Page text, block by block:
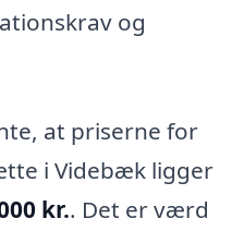
og
at priserne for
i Videbæk ligger
kr.. Det er værd